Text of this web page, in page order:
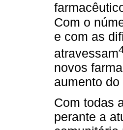
Com o
e com as
atravessam
novos
aumento
Com todas
perante a